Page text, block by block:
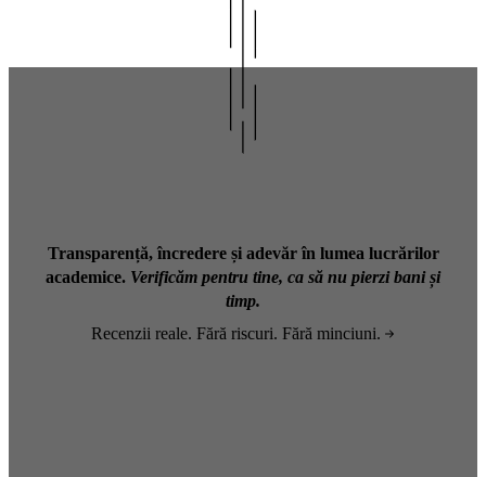
Transparență, încredere și adevăr în lumea lucrărilor
academice. Verificăm pentru tine, ca să nu pierzi bani și
timp.
Recenzii reale. Fără riscuri. Fără minciuni.